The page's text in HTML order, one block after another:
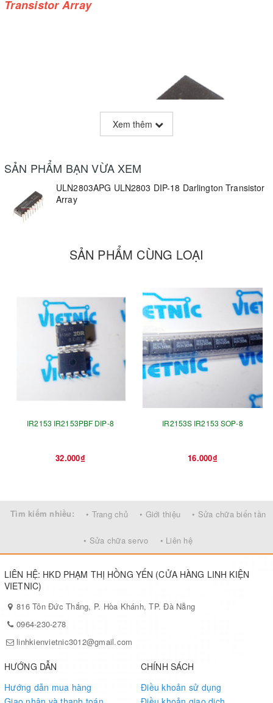
Transistor Array
Xem thêm
SẢN PHẨM BẠN VỪA XEM
ULN2803APG ULN2803 DIP-18 Darlington Transistor
Array
SẢN PHẨM CÙNG LOẠI
IR2153 IR2153PBF DIP-8
32.000₫
IR2153S IR2153 SOP-8
16.000₫
Tìm kiếm nhiều: • Trang chủ • Giới thiệu • Sửa chữa biến tần
• Sửa chữa servo • Liên hệ
LIÊN HỆ: HKD PHẠM THỊ HỒNG YẾN (CỬA HÀNG LINH KIỆN
VIETNIC)
816 Tôn Đức Thắng, P. Hòa Khánh, TP. Đà Nẵng
0964-230-278
linhkienvietnic3012@gmail.com
HƯỚNG DẪN
Hướng dẫn mua hàng
CHÍNH SÁCH
Điều khoản sử dụng